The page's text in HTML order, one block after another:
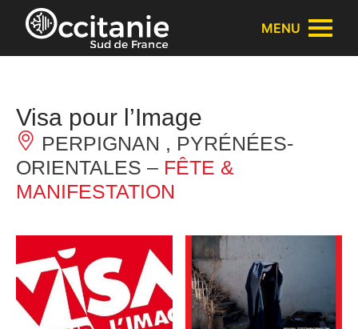
Panneau de gestion des cookies
MENU
Visa pour l’Image
PERPIGNAN , PYRÉNÉES-
ORIENTALES – FÊTE &
MANIFESTATION